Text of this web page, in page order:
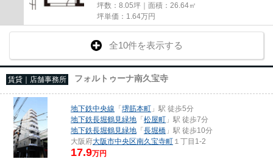
坪数：8.05坪｜面積：26.64㎡
坪単価： 1.64万円
全10件を表示する
賃貸｜店舗事務所 フォルトゥーナ南久宝寺
地下鉄中央線 「堺筋本町 」駅 徒歩5分
地下鉄長堀鶴見緑地 「松屋町 」駅 徒歩7分
地下鉄長堀鶴見緑地 「長堀橋 」駅 徒歩10分
大阪府大阪市中央区南久宝寺町 １丁目1-2
17.9万円